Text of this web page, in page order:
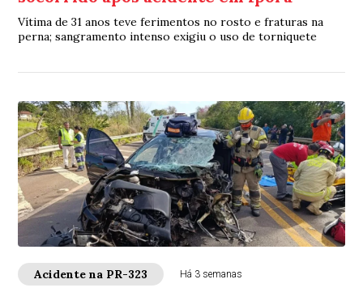
Vítima de 31 anos teve ferimentos no rosto e fraturas na
perna; sangramento intenso exigiu o uso de torniquete
Acidente na PR-323 Há 3 semanas